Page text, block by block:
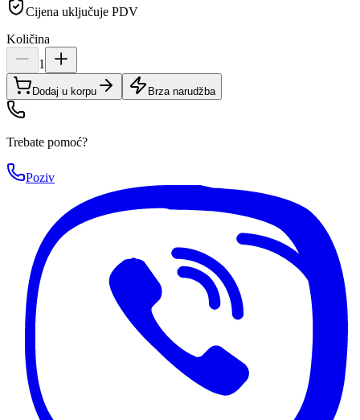
Cijena uključuje PDV
Količina
1
Dodaj u korpu Brza narudžba
Trebate pomoć?
Poziv